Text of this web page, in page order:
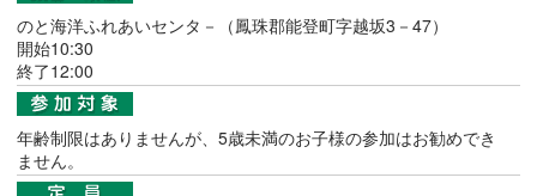
のと海洋ふれあいセンタ－（鳳珠郡能登町字越坂3－47）
開始10:30
終了12:00
年齢制限はありませんが、5歳未満のお子様の参加はお勧めでき
ません。